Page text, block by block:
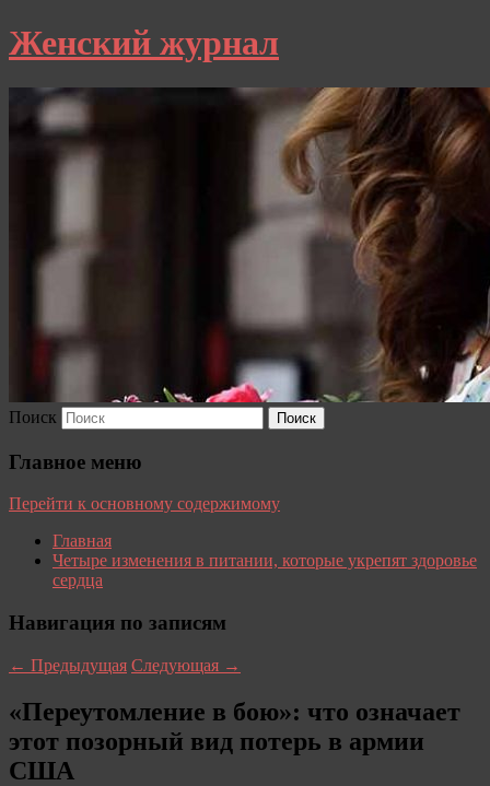
Женский журнал
Поиск
Главное меню
Перейти к основному содержимому
Главная
Четыре изменения в питании, которые укрепят здоровье
сердца
Навигация по записям
← Предыдущая Следующая →
«Переутомление в бою»: что означает
этот позорный вид потерь в армии
США